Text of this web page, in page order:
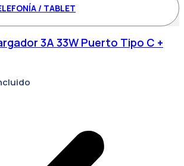
/ TABLET
3A 33W Puerto Tipo C +